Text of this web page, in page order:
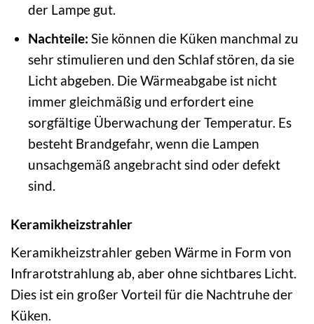
der Lampe gut.
Nachteile: Sie können die Küken manchmal zu
sehr stimulieren und den Schlaf stören, da sie
Licht abgeben. Die Wärmeabgabe ist nicht
immer gleichmäßig und erfordert eine
sorgfältige Überwachung der Temperatur. Es
besteht Brandgefahr, wenn die Lampen
unsachgemäß angebracht sind oder defekt
sind.
Keramikheizstrahler
Keramikheizstrahler geben Wärme in Form von
Infrarotstrahlung ab, aber ohne sichtbares Licht.
Dies ist ein großer Vorteil für die Nachtruhe der
Küken.